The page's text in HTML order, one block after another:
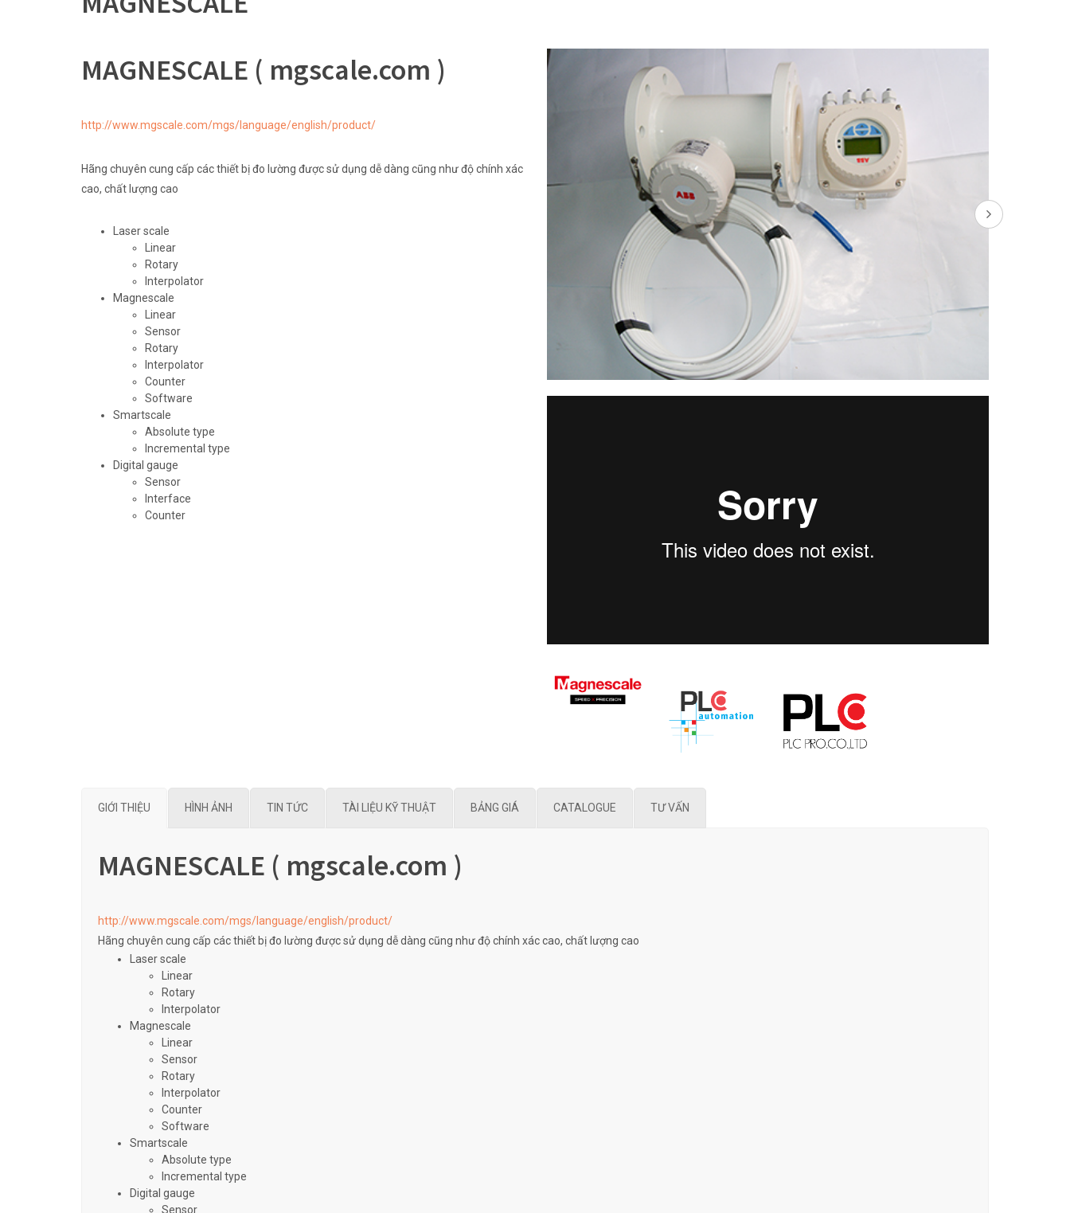
MAGNESCALE ( mgscale.com )
http://www.mgscale.com/mgs/language/english/product/
Hãng chuyên cung cấp các thiết bị đo lường được sử dụng dễ dàng cũng như độ chính xác
cao, chất lượng cao
Laser scale
Linear
Rotary
Interpolator
Magnescale
Linear
Sensor
Rotary
Interpolator
Counter
Software
Smartscale
Absolute type
Incremental type
Digital gauge
Sensor
Interface
Counter
GIỚI THIỆU HÌNH ẢNH TIN TỨC TÀI LIỆU KỸ THUẬT BẢNG GIÁ CATALOGUE TƯ VẤN
MAGNESCALE ( mgscale.com )
http://www.mgscale.com/mgs/language/english/product/
Hãng chuyên cung cấp các thiết bị đo lường được sử dụng dễ dàng cũng như độ chính xác cao, chất lượng cao
Laser scale
Linear
Rotary
Interpolator
Magnescale
Linear
Sensor
Rotary
Interpolator
Counter
Software
Smartscale
Absolute type
Incremental type
Digital gauge
Sensor